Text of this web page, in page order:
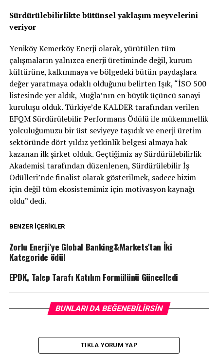
Sürdürülebilirlikte bütünsel yaklaşım meyvelerini
veriyor
Yeniköy Kemerköy Enerji olarak, yürütülen tüm
çalışmaların yalnızca enerji üretiminde değil, kurum
kültürüne, kalkınmaya ve bölgedeki bütün paydaşlara
değer yaratmaya odaklı olduğunu belirten Işık, “İSO 500
listesinde yer aldık, Muğla’nın en büyük üçüncü sanayi
kuruluşu olduk. Türkiye’de KALDER tarafından verilen
EFQM Sürdürülebilir Performans Ödülü ile mükemmellik
yolculuğumuzu bir üst seviyeye taşıdık ve enerji üretim
sektöründe dört yıldız yetkinlik belgesi almaya hak
kazanan ilk şirket olduk. Geçtiğimiz ay Sürdürülebilirlik
Akademisi tarafından düzenlenen, Sürdürülebilir İş
Ödülleri’nde finalist olarak gösterilmek, sadece bizim
için değil tüm ekosistemimiz için motivasyon kaynağı
oldu” dedi.
BENZER İÇERIKLER
Zorlu Enerji’ye Global Banking&Markets’tan İki
Kategoride ödül
EPDK, Talep Tarafı Katılım Formülünü Güncelledi
BUNLARI DA BEĞENEBILIRSIN
TIKLA YORUM YAP